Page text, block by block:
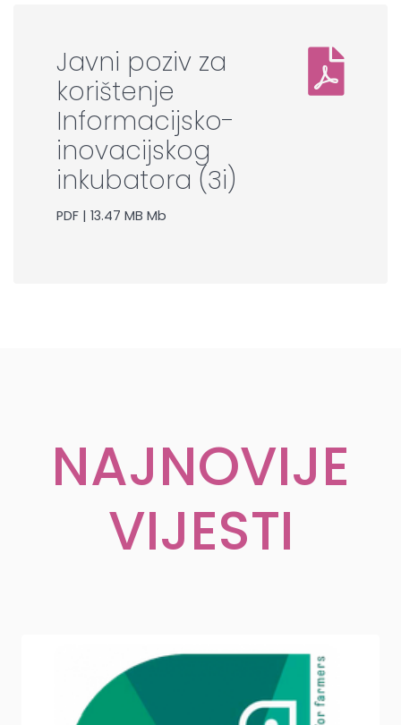
Javni poziv za
korištenje
Informacijsko-
inovacijskog
inkubatora (3i)
PDF | 13.47 MB Mb
NAJNOVIJE
VIJESTI